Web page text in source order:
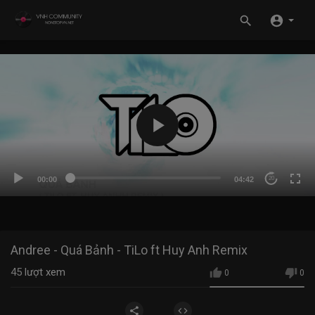
00:00 04:42 20
Andree - Quá Bảnh - TiLo ft Huy Anh Remix
0 0
45 lượt xem